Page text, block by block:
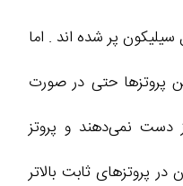
پر شده اند . اما
پروتزها حتی در صورت
دست نمی‌دهند و پروتز
پروتزهای ثابت بالاتر